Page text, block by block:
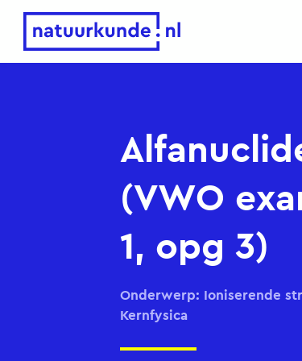
Natuurkunde.nl
(VWO
1, opg 3)
Onderwerp: Ioniserende
Kernfysica